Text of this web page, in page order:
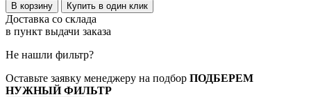
В корзину Купить в один клик
Доставка со склада
в пункт выдачи заказа
Не нашли фильтр?
Оставьте заявку менеджеру на подбор ПОДБЕРЕМ
НУЖНЫЙ ФИЛЬТР